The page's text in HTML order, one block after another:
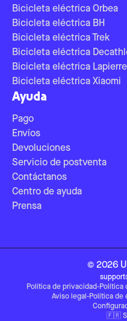
Bicicleta eléctrica Orbea
Bicicleta eléctrica BH
Bicicleta eléctrica Trek
Bicicleta eléctrica
Bicicleta eléctrica Lapierre
Bicicleta eléctrica Xiaomi
Ayuda
Pago
Envíos
Devoluciones
Servicio de postventa
Contáctanos
Centro de ayuda
Prensa
© 2026
Política de privacidad-Política
Aviso legal -Política de
🇫🇷